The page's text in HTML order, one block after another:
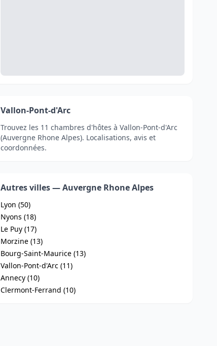
Vallon-Pont-d'Arc
Trouvez les 11 chambres d'hôtes à Vallon-Pont-d'Arc
(Auvergne Rhone Alpes). Localisations, avis et
coordonnées.
Autres villes — Auvergne Rhone Alpes
Lyon (50)
Nyons (18)
Le Puy (17)
Morzine (13)
Bourg-Saint-Maurice (13)
Vallon-Pont-d'Arc (11)
Annecy (10)
Clermont-Ferrand (10)